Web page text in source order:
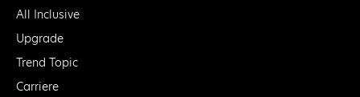
All Inclusive
Upgrade
Trend Topic
Carriere